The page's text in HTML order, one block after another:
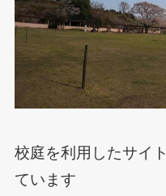
校庭を利用したサイ
ています